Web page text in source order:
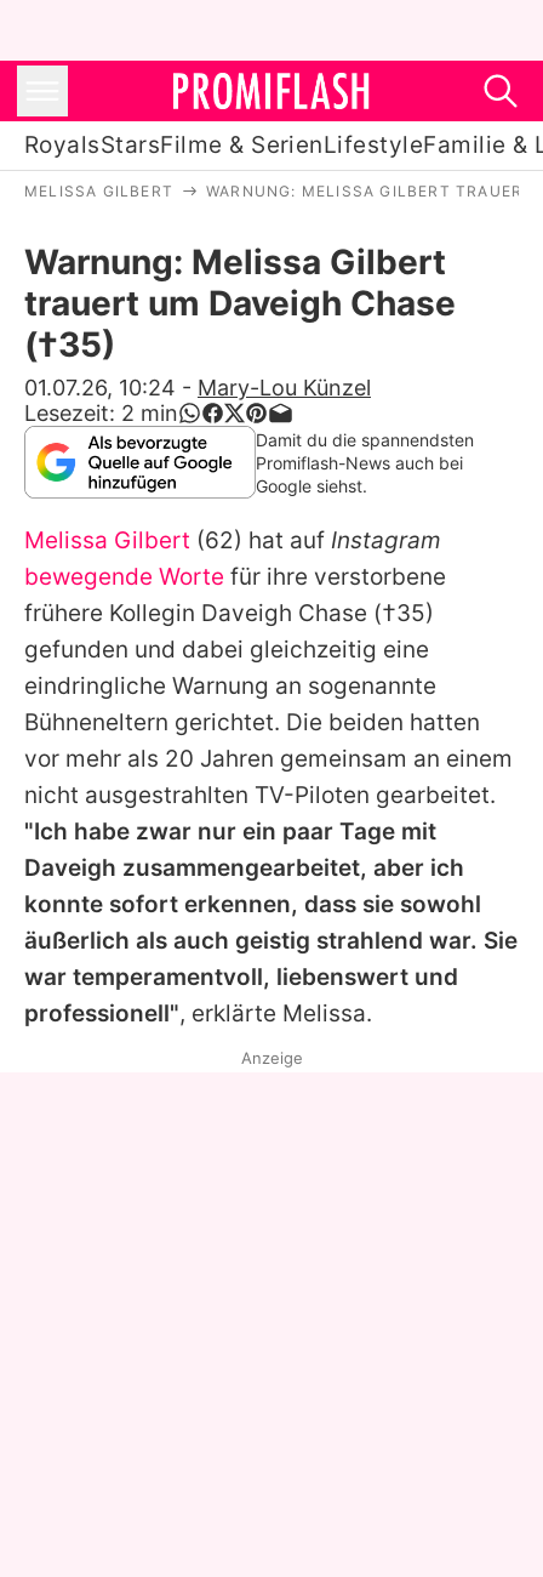
RoyalsStarsFilme & SerienLifestyleFamilie &
Stars
Filme & Serien
Lifestyle
Familie & Liebe
Promiflash Exklusiv
Alle Themen auf Promiflash
Jobs
App runterladen
Team
Redaktionelle Richtlinien
Impressum
Datenschutzerklärung
Nutzungsbedingungen
Utiq verwalten
MELISSA GILBERT WARNUNG: MELISSA GILBERT
Warnung: Melissa Gilbert
trauert um Daveigh Chase
(†35)
01.07.26, 10:24 - Mary-Lou Künzel
Lesezeit: 2 min
Damit du die spannendsten
Promiflash-News auch bei
Google siehst.
Melissa Gilbert (62) hat auf Instagram
bewegende Worte für ihre verstorbene
frühere Kollegin Daveigh Chase (†35)
gefunden und dabei gleichzeitig eine
eindringliche Warnung an sogenannte
Bühneneltern gerichtet. Die beiden hatten
vor mehr als 20 Jahren gemeinsam an einem
nicht ausgestrahlten TV-Piloten gearbeitet.
"Ich habe zwar nur ein paar Tage mit
Daveigh zusammengearbeitet, aber ich
konnte sofort erkennen, dass sie sowohl
äußerlich als auch geistig strahlend war. Sie
war temperamentvoll, liebenswert und
professionell", erklärte Melissa.
Anzeige